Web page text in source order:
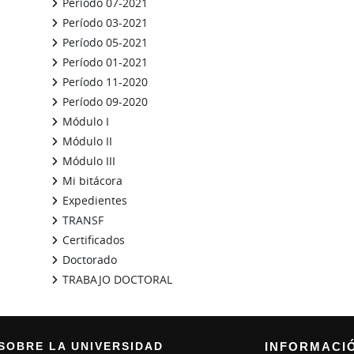
Período 03-2021
Período 05-2021
Período 01-2021
Período 11-2020
Período 09-2020
Módulo I
Módulo II
Módulo III
Mi bitácora
Expedientes
TRANSF
Certificados
Doctorado
TRABAJO DOCTORAL
LA UNIVERSIDAD